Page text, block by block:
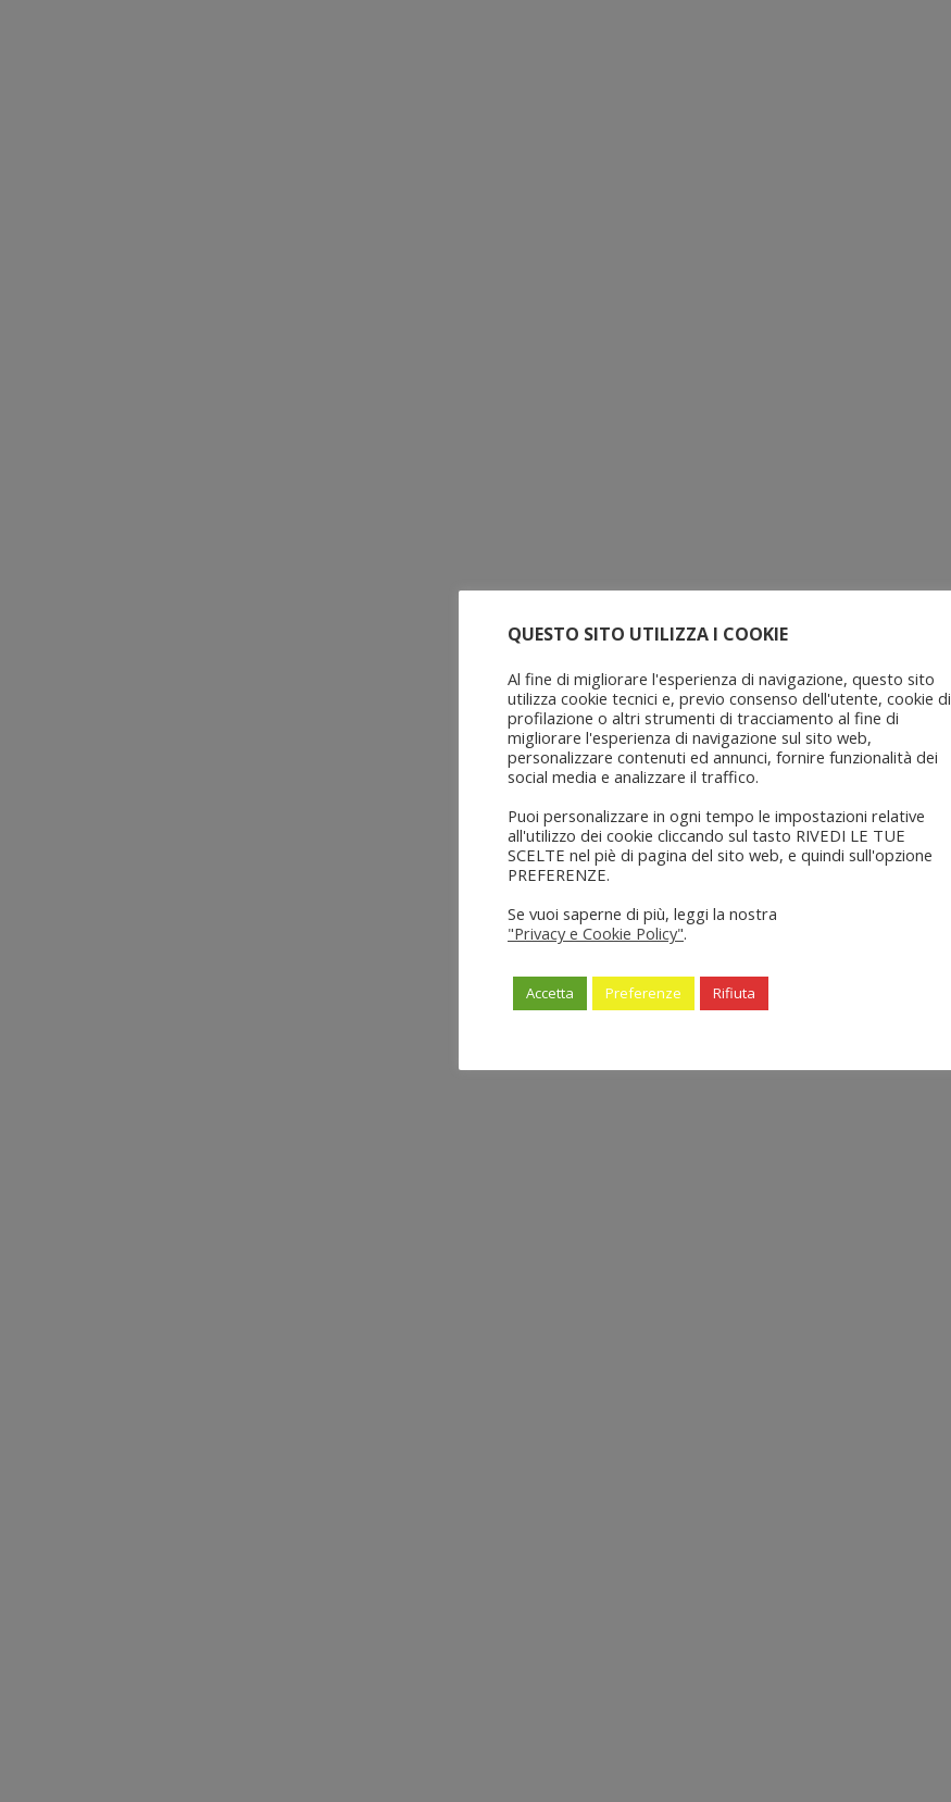
QUESTO SITO UTILIZZA I COOKIE
Al fine di migliorare l'esperienza di navigazione, questo sito
utilizza cookie tecnici e, previo consenso dell'utente, cookie di
profilazione o altri strumenti di tracciamento al fine di
migliorare l'esperienza di navigazione sul sito web,
personalizzare contenuti ed annunci, fornire funzionalità dei
social media e analizzare il traffico.
Puoi personalizzare in ogni tempo le impostazioni relative
all'utilizzo dei cookie cliccando sul tasto RIVEDI LE TUE
SCELTE nel piè di pagina del sito web, e quindi sull'opzione
PREFERENZE.
Se vuoi saperne di più, leggi la nostra
"Privacy e Cookie Policy".
Accetta Preferenze Rifiuta